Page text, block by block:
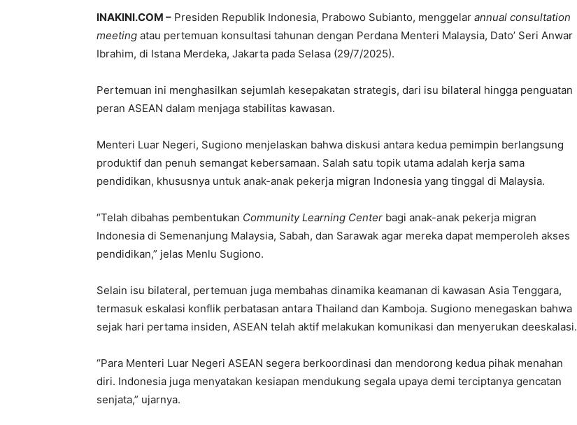
INAKINI.COM – Presiden Republik Indonesia, Prabowo Subianto, menggelar annual consultation
meeting atau pertemuan konsultasi tahunan dengan Perdana Menteri Malaysia, Dato’ Seri Anwar
Ibrahim, di Istana Merdeka, Jakarta pada Selasa (29/7/2025).
Pertemuan ini menghasilkan sejumlah kesepakatan strategis, dari isu bilateral hingga penguatan
peran ASEAN dalam menjaga stabilitas kawasan.
Menteri Luar Negeri, Sugiono menjelaskan bahwa diskusi antara kedua pemimpin berlangsung
produktif dan penuh semangat kebersamaan. Salah satu topik utama adalah kerja sama
pendidikan, khususnya untuk anak-anak pekerja migran Indonesia yang tinggal di Malaysia.
“Telah dibahas pembentukan Community Learning Center bagi anak-anak pekerja migran
Indonesia di Semenanjung Malaysia, Sabah, dan Sarawak agar mereka dapat memperoleh akses
pendidikan,” jelas Menlu Sugiono.
Selain isu bilateral, pertemuan juga membahas dinamika keamanan di kawasan Asia Tenggara,
termasuk eskalasi konflik perbatasan antara Thailand dan Kamboja. Sugiono menegaskan bahwa
sejak hari pertama insiden, ASEAN telah aktif melakukan komunikasi dan menyerukan deeskalasi.
“Para Menteri Luar Negeri ASEAN segera berkoordinasi dan mendorong kedua pihak menahan
diri. Indonesia juga menyatakan kesiapan mendukung segala upaya demi terciptanya gencatan
senjata,” ujarnya.